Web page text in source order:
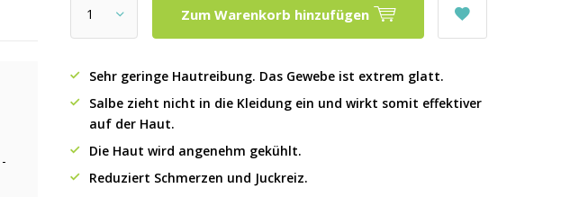
Zum Warenkorb hinzufügen
Sehr geringe Hautreibung. Das Gewebe ist extrem glatt.
Salbe zieht nicht in die Kleidung ein und wirkt somit effektiver
auf der Haut.
Die Haut wird angenehm gekühlt.
Reduziert Schmerzen und Juckreiz.